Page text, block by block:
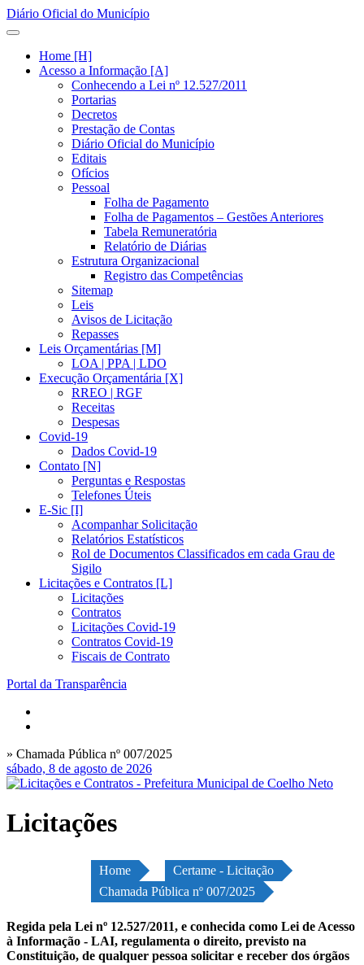
Diário Oficial do Município
Home [H]
Acesso a Informação [A]
Conhecendo a Lei nº 12.527/2011
Portarias
Decretos
Prestação de Contas
Diário Oficial do Município
Editais
Ofícios
Pessoal
Folha de Pagamento
Folha de Pagamentos – Gestões Anteriores
Tabela Remuneratória
Relatório de Diárias
Estrutura Organizacional
Registro das Competências
Sitemap
Leis
Avisos de Licitação
Repasses
Leis Orçamentárias [M]
LOA | PPA | LDO
Execução Orçamentária [X]
RREO | RGF
Receitas
Despesas
Covid-19
Dados Covid-19
Contato [N]
Perguntas e Respostas
Telefones Úteis
E-Sic [I]
Acompanhar Solicitação
Relatórios Estatísticos
Rol de Documentos Classificados em cada Grau de
Sigilo
Licitações e Contratos [L]
Licitações
Contratos
Licitações Covid-19
Contratos Covid-19
Fiscais de Contrato
Portal da Transparência
» Chamada Pública nº 007/2025
sábado, 8 de agosto de 2026
Licitações
Home
Certame - Licitação
Chamada Pública nº 007/2025
Regida pela Lei nº 12.527/2011, e conhecida como Lei de Acesso
à Informação - LAI, regulamenta o direito, previsto na
Constituição, de qualquer pessoa solicitar e receber dos órgãos